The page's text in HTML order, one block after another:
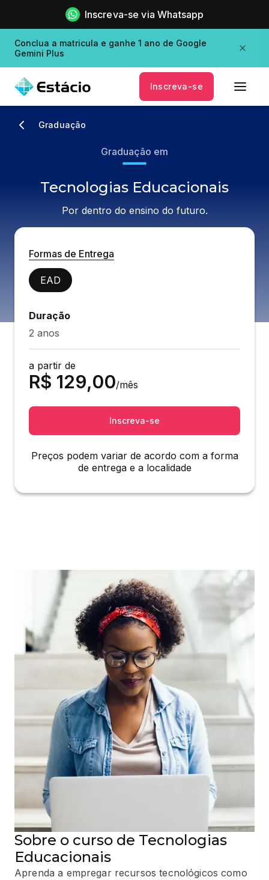
Inscreva-se via Whatsapp
Conclua a matricula e ganhe 1 ano de Google
Gemini Plus
Inscreva-se
Graduação
Graduação em
Tecnologias Educacionais
Por dentro do ensino do futuro.
Formas de Entrega
EAD
Duração
2 anos
a partir de
R$ 129,00/mês
Inscreva-se
Preços podem variar de acordo com a forma
de entrega e a localidade
Sobre o curso de Tecnologias
Educacionais
Aprenda a empregar recursos tecnológicos como